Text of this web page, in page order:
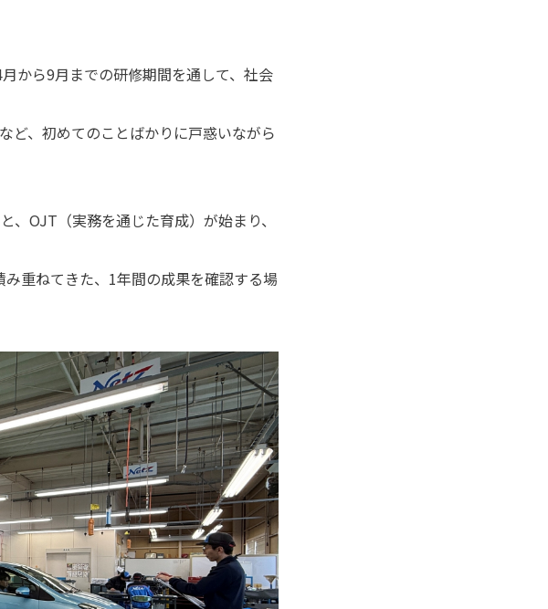
から9月までの研修期間を通して、社会
ど、初めてのことばかりに戸惑いながら
OJT（実務を通じた育成）が始まり、
重ねてきた、1年間の成果を確認する場